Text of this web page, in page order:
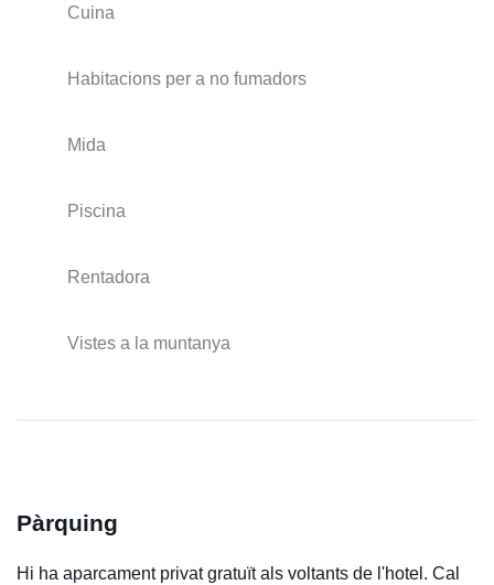
Cuina
Habitacions per a no fumadors
Mida
Piscina
Rentadora
Vistes a la muntanya
Pàrquing
Hi ha aparcament privat gratuït als voltants de l'hotel. Cal